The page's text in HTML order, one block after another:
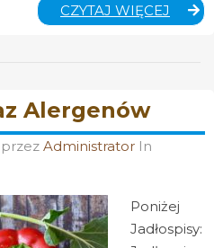
CZYTAJ WIĘCEJ
Alergenów
przez Administrator In
Poniżej
Jadłospisy: